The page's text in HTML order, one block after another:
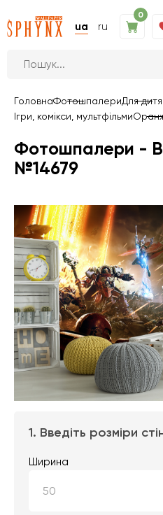
ua ru
0
ГоловнаФотошпалериДля
Ігри, комікси, мультфільми
Фотошпалери -
№14679
1. Введіть розміри
Ширина